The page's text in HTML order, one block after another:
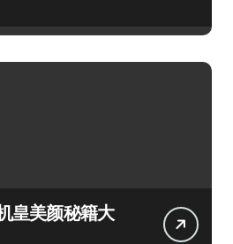
皇美颜秘籍大